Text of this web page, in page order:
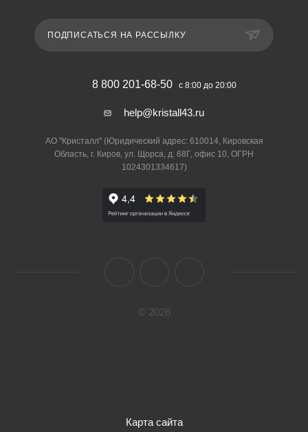
ПОДПИСАТЬСЯ НА РАССЫЛКУ
8 800 201-68-50 с 8:00 до 20:00
help@kristall43.ru
АО "Кристалл" (Юридический адрес: 610014, Кировская
Область, г. Киров, ул. Щорса, д. 68Г, офис 10, ОГРН
1024301334617)
© 2026
Карта сайта